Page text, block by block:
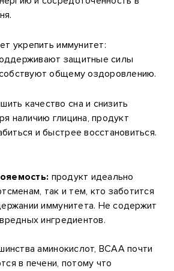
укрепить иммунитет:
защитные силы
общему оздоровлению.
качество сна и снизить
наличию глицина, продукт
и быстрее восстановиться.
продукт идеально
так и тем, кто заботится
иммунитета. Не содержит
ингредиентов.
аминокислот, BCAA почти
в печени, потому что